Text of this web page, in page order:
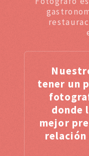
tener un
donde
mejor